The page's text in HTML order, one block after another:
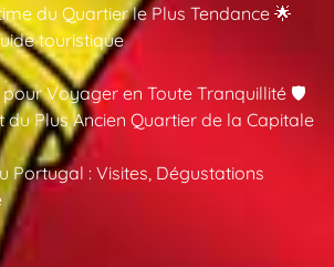
du Quartier le Plus Tendance 🌟
touristique
Voyager en Toute Tranquillité 🛡️
Plus Ancien Quartier de la Capitale
Portugal : Visites, Dégustations